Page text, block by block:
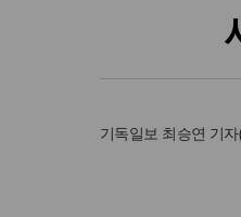
기독일보 최승연 기자